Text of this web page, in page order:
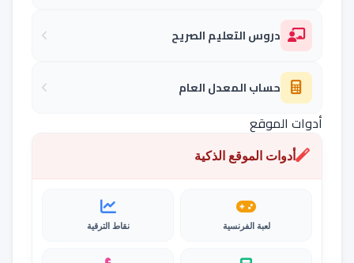
دروس التعليم الصريح
حساب المعدل العام
أدوات الموقع
أدوات الموقع الذكية
لعبة الفرنسية نقاط الترقية